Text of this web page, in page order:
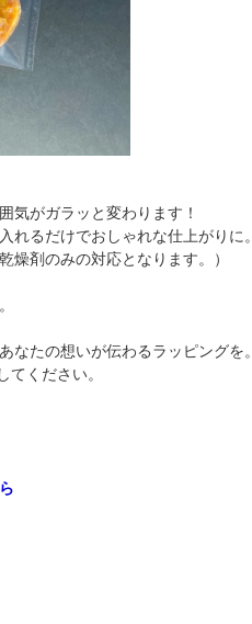
気がガラッと変わります！
れるだけでおしゃれな仕上がりに。
燥剤のみの対応となります。）
なたの想いが伝わるラッピングを。
ください。